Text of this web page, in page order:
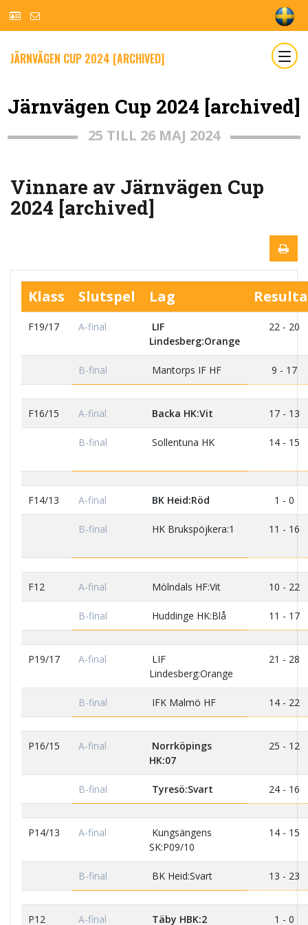
JÄRNVÄGEN CUP 2024 [ARCHIVED]
Järnvägen Cup 2024 [archived]
25 TILL 26 MAJ 2024
Vinnare av Järnvägen Cup
2024 [archived]
Klass Slutspel Lag
F19/17 A-final
LIF
Lindesberg:Orange
22 - 20
B-final Mantorps IF HF 9 - 17
F16/15 A-final Backa HK:Vit 17 - 13
B-final Sollentuna HK 14 - 15
F14/13 A-final BK Heid:Röd 1 - 0
B-final HK Brukspöjkera:1 11 - 16
F12 A-final Mölndals HF:Vit 10 - 22
B-final Huddinge HK:Blå 11 - 17
P19/17 A-final
LIF
Lindesberg:Orange
21 - 28
B-final IFK Malmö HF 14 - 22
P16/15 A-final
Norrköpings
HK:07
25 - 12
B-final Tyresö:Svart 24 - 16
P14/13 A-final
Kungsängens
SK:P09/10
14 - 15
B-final BK Heid:Svart 13 - 23
P12 A-final Täby HBK:2 1 - 0